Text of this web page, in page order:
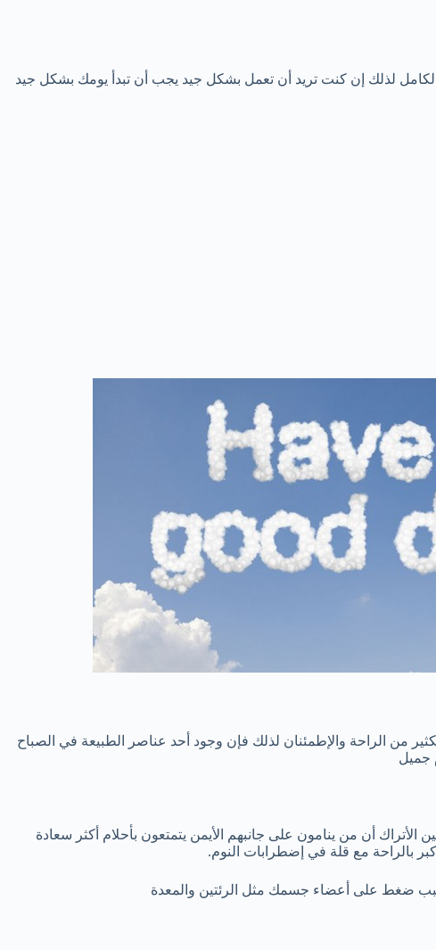
لذلك إن كنت تريد أن تعمل بشكل جيد يجب أن تبدأ يومك بشكل جيد
من الراحة والإطمئنان لذلك فإن وجود أحد عناصر الطبيعة في الصباح
جميل
أن من ينامون على جانبهم الأيمن يتمتعون بأحلام أكثر سعادة
بالراحة مع قلة في إضطرابات النوم.
ضغط على أعضاء جسمك مثل الرئتين والمعدة